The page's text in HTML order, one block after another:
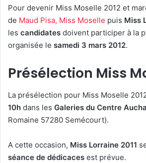
Pour devenir Miss Moselle 2012 et
de Maud Pisa, Miss Moselle puis Miss
les candidates doivent participer à la
organisée le samedi 3 mars 2012.
Présélection Miss
La présélection pour Miss Moselle
10h dans les Galeries du Centre
Romaine 57280 Semécourt).
A cette occasion, Miss Lorraine 2011
séance de dédicaces est prévue.